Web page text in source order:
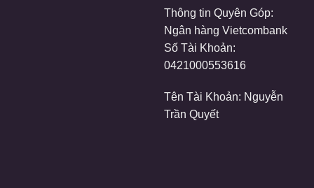
Thông tin Quyên Góp:
Ngân hàng Vietcombank
Số Tài Khoản:
0421000553616
Tên Tài Khoản: Nguyễn
Trần Quyết